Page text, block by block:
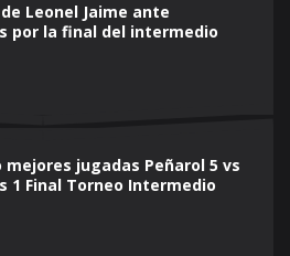
Leonel Jaime ante
por la final del intermedio
mejores jugadas Peñarol 5 vs
1 Final Torneo Intermedio